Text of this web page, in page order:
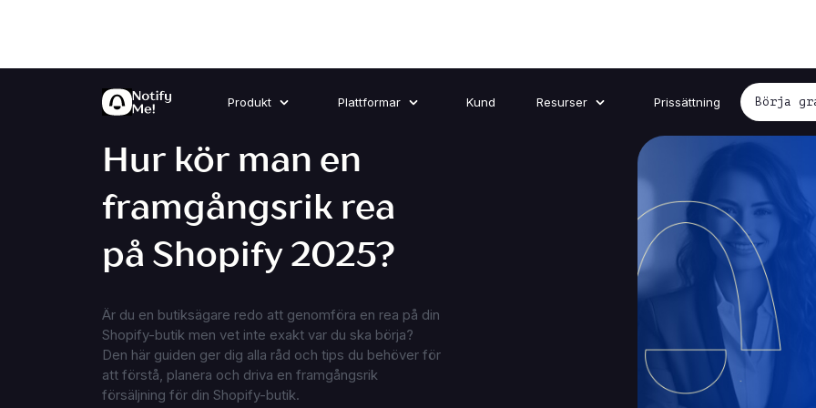
Produkt Plattformar Kund Resurser Prissättning Börja
Hur kör man en
framgångsrik rea
på Shopify 2025?
Är du en butiksägare redo att genomföra en rea på din
Shopify-butik men vet inte exakt var du ska börja?
Den här guiden ger dig alla råd och tips du behöver för
att förstå, planera och driva en framgångsrik
försäljning för din Shopify-butik.